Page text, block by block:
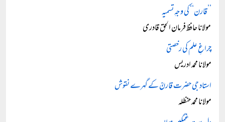
’’قارن‘‘ کی وجہِ تسمیہ
مولانا حافظ فرمان الحق قادری
چراغِ علم کی رخصتی
مولانا محمد ادریس
استاد جی حضرت قارنؒ کے گہرے نقوش
مولانا محمد حنظلہ